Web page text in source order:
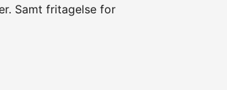
Samt fritagelse for